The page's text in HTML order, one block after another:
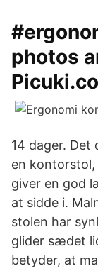
photos
14 dager. Det
en kontorstol,
giver en god
at sidde i.
stolen har
glider sædet
betyder, at